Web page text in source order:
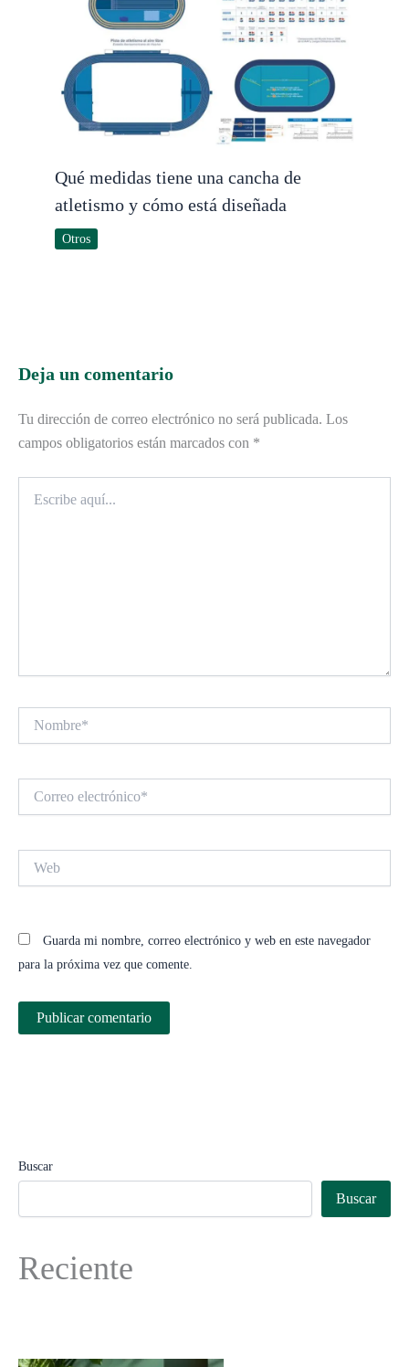
Qué medidas tiene una cancha de
atletismo y cómo está diseñada
Otros
Deja un comentario
Tu dirección de correo electrónico no será publicada. Los
campos obligatorios están marcados con *
aquí...
electrónico*
Guarda mi nombre, correo electrónico y web en este navegador
para la próxima vez que comente.
Buscar
Buscar
Reciente